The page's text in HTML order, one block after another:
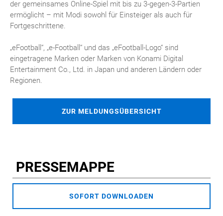
der gemeinsames Online-Spiel mit bis zu 3-gegen-3-Partien
ermöglicht – mit Modi sowohl für Einsteiger als auch für
Fortgeschrittene.
„eFootball“, „e-Football“ und das „eFootball-Logo“ sind
eingetragene Marken oder Marken von Konami Digital
Entertainment Co., Ltd. in Japan und anderen Ländern oder
Regionen.
ZUR MELDUNGSÜBERSICHT
PRESSEMAPPE
SOFORT DOWNLOADEN